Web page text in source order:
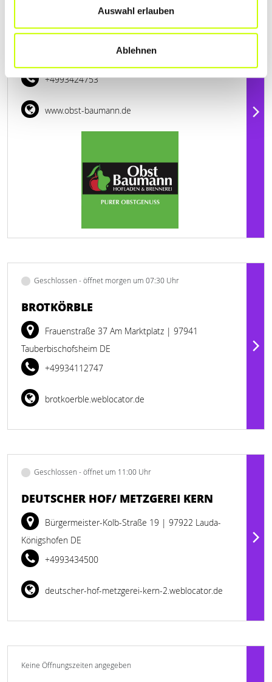
Auswahl erlauben
Ablehnen
OBST-BAUMANN
| 97877 Wertheim DE
+4993424753
www.obst-baumann.de
Geschlossen - öffnet morgen um 07:30 Uhr
BROTKÖRBLE
Frauenstraße 37 Am Marktplatz | 97941
Tauberbischofsheim DE
+49934112747
brotkoerble.weblocator.de
Geschlossen - öffnet um 11:00 Uhr
DEUTSCHER HOF/ METZGEREI KERN
Bürgermeister-Kolb-Straße 19 | 97922 Lauda-
Königshofen DE
+4993434500
deutscher-hof-metzgerei-kern-2.weblocator.de
Keine Öffnungszeiten angegeben